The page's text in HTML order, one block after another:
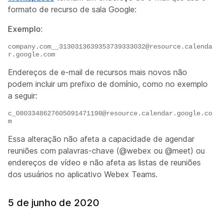
formato de recurso de sala Google:
Exemplo:
company.com__3130313639353739333032@resource.calenda
r.google.com
Endereços de e-mail de recursos mais novos não
podem incluir um prefixo de domínio, como no exemplo
a seguir:
c_0803348627605091471198@resource.calendar.google.co
m
Essa alteração não afeta a capacidade de agendar
reuniões com palavras-chave (@webex ou @meet) ou
endereços de vídeo e não afeta as listas de reuniões
dos usuários no aplicativo Webex Teams.
5 de junho de 2020